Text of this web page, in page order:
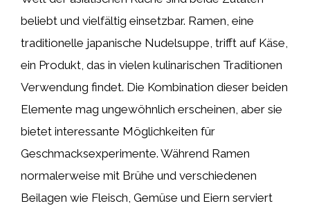
beliebt und vielfältig einsetzbar. Ramen, eine
traditionelle japanische Nudelsuppe, trifft auf Käse,
ein Produkt, das in vielen kulinarischen Traditionen
Verwendung findet. Die Kombination dieser beiden
Elemente mag ungewöhnlich erscheinen, aber sie
bietet interessante Möglichkeiten für
Geschmacksexperimente. Während Ramen
normalerweise mit Brühe und verschiedenen
Beilagen wie Fleisch, Gemüse und Eiern serviert